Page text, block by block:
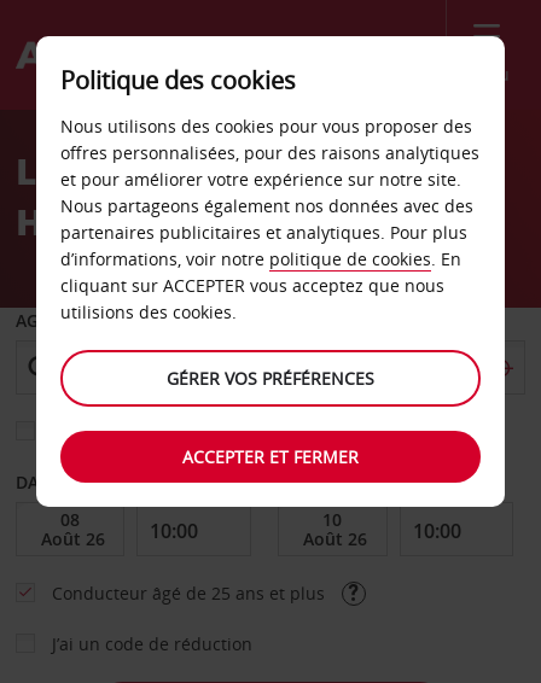
Menu
Welcome
AvisLocation de voiture
Honiara
AGENCE DE DÉPART
Sélectionnez une autre agence de retour
DATE DE DÉBUT DATE DE FIN
Conducteur âgé de 25 ans et plus
J’ai un code de réduction
Politique des cookies
Nous utilisons des cookies pour vous proposer des
offres personnalisées, pour des raisons analytiques
et pour améliorer votre expérience sur notre site.
Nous partageons également nos données avec des
partenaires publicitaires et analytiques. Pour plus
d’informations, voir notre politique de cookies. En
cliquant sur ACCEPTER vous acceptez que nous
utilisions des cookies.
GÉRER VOS PRÉFÉRENCES
ACCEPTER ET FERMER